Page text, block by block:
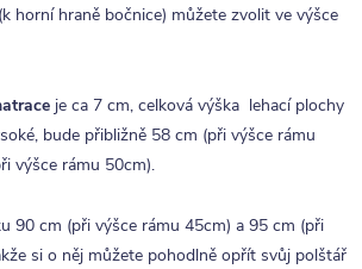
horní hraně bočnice) můžete zvolit ve výšce
je ca 7 cm, celková výška lehací plochy
bude přibližně 58 cm (při výšce rámu
výšce rámu 50cm).
90 cm (při výšce rámu 45cm) a 95 cm (při
si o něj můžete pohodlně opřít svůj polštář